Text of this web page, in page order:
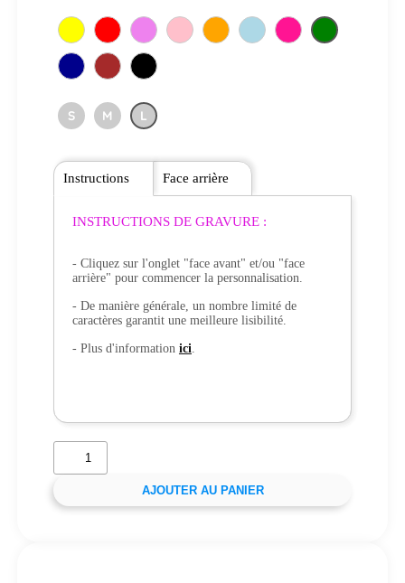
S M L
Instructions
INSTRUCTIONS DE GRAVURE :
- Cliquez sur l'onglet "face avant" et/ou "face
arrière" pour commencer la personnalisation.
- De manière générale, un nombre limité de
caractères garantit une meilleure lisibilité.
- Plus d'information ici.
Face arrière
AJOUTER AU PANIER